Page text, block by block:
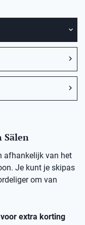
Sälen
afhankelijk van het
Je kunt je skipas
om van
extra korting